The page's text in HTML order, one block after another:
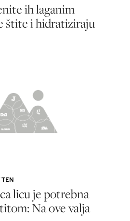
ih laganim
štite i hidratiziraju
TEN
licu je potrebna
Na ove valja